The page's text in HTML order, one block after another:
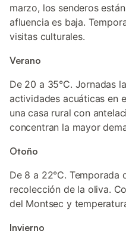
marzo, los senderos
afluencia es baja.
visitas culturales.
Verano
De 20 a 35°C. Jornadas
actividades acuáticas en
una casa rural con
concentran la mayor
Otoño
De 8 a 22°C. Temporada
recolección de la oliva.
del Montsec y
Invierno